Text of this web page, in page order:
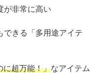
が非常に高い
できる「多用途アイテ
に超万能！」なアイテム